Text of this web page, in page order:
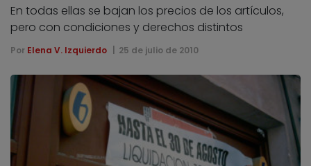
En todas ellas se bajan los precios de los artículos,
pero con condiciones y derechos distintos
Por Elena V. Izquierdo 25 de julio de 2010